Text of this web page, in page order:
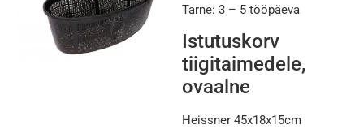
Tarne: 3 – 5 tööpäeva
Istutuskorv
tiigitaimedele,
ovaalne
Heissner 45x18x15cm